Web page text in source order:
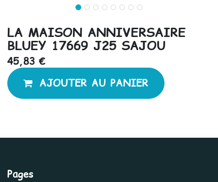
LA MAISON ANNIVERSAIRE
BLUEY 17669 J25 SAJOU
45,83 €
AJOUTER AU PANIER
Pages